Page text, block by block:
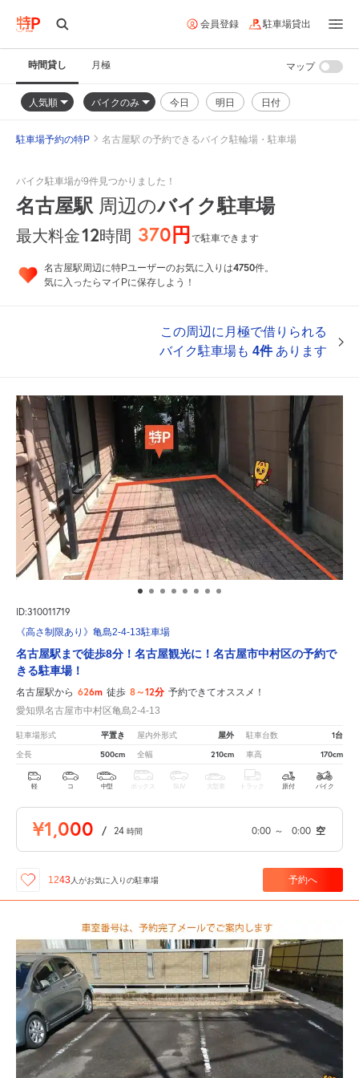
会員登録 駐車場貸出
時間貸し 月極
人気順 バイクのみ 今日 明日 日付
マップ
駐車場予約の特P 名古屋駅 の予約できるバイク駐輪場・駐車場
バイク駐車場が9件見つかりました！
名古屋駅 周辺のバイク駐車場
最大料金12時間 370円で駐車できます
名古屋駅周辺に特Pユーザーのお気に入りは4750件。
気に入ったらマイPに保存しよう！
この周辺に月極で借りられる
バイク駐車場も 4件あります
ID:310011719
《高さ制限あり》亀島2-4-13駐車場
名古屋駅まで徒歩8分！名古屋観光に！名古屋市中村区の予約で
きる駐車場！
名古屋駅から 626m 徒歩 8～12分 予約できてオススメ！
愛知県名古屋市中村区亀島2-4-13
駐車場形式 平置き 屋内外形式 屋外 駐車台数 1台
全長 500cm 全幅 210cm 車高 170cm
軽 コ 中型 ボックス SUV 大型車 トラック 原付 バイク
¥1,000 / 24 時間 0:00 ～ 0:00 空
1243 人がお気に入りの駐車場 予約へ